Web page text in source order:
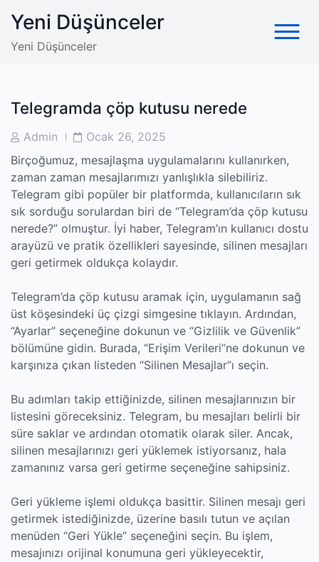
content
Yeni Düşünceler
Yeni Düşünceler
Telegramda çöp kutusu nerede
PostAdmin
PostOcak 26, 2025
Birçoğumuz, mesajlaşma uygulamalarını kullanırken,
zaman zaman mesajlarımızı yanlışlıkla silebiliriz.
Telegram gibi popüler bir platformda, kullanıcıların sık
sık sorduğu sorulardan biri de “Telegram’da çöp kutusu
nerede?” olmuştur. İyi haber, Telegram’ın kullanıcı dostu
arayüzü ve pratik özellikleri sayesinde, silinen mesajları
geri getirmek oldukça kolaydır.
Telegram’da çöp kutusu aramak için, uygulamanın sağ
üst köşesindeki üç çizgi simgesine tıklayın. Ardından,
“Ayarlar” seçeneğine dokunun ve “Gizlilik ve Güvenlik”
bölümüne gidin. Burada, “Erişim Verileri”ne dokunun ve
karşınıza çıkan listeden “Silinen Mesajlar”ı seçin.
Bu adımları takip ettiğinizde, silinen mesajlarınızın bir
listesini göreceksiniz. Telegram, bu mesajları belirli bir
süre saklar ve ardından otomatik olarak siler. Ancak,
silinen mesajlarınızı geri yüklemek istiyorsanız, hala
zamanınız varsa geri getirme seçeneğine sahipsiniz.
Geri yükleme işlemi oldukça basittir. Silinen mesajı geri
getirmek istediğinizde, üzerine basılı tutun ve açılan
menüden “Geri Yükle” seçeneğini seçin. Bu işlem,
mesajınızı orijinal konumuna geri yükleyecektir,